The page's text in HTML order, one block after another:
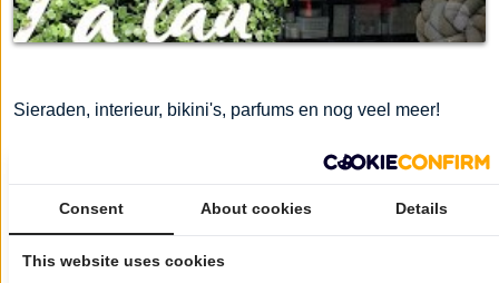
Sieraden, interieur, bikini's, parfums en nog veel meer!
Wil je dat jouw bedrijf hier ook staat?Meld je aan!
Pagina delen op:
Consent About cookies Details
This website uses cookies